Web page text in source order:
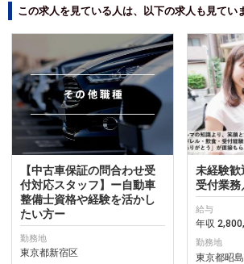
この求人を見ている人は、以下の求人も見てい
【中古車保証の問合わせ受
付対応スタッフ】ー自動車
整備士資格や経験を活かし
たい方ー
勤務地
東京都新宿区
未経験歓
受付業務
給与
年収
勤務地
東京都昭